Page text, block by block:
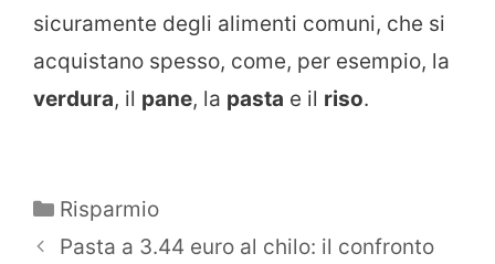
sicuramente degli alimenti comuni, che si
acquistano spesso, come, per esempio, la
verdura, il pane, la pasta e il riso.
Categorie
Risparmio
Pasta a 3.44 euro al chilo: il confronto